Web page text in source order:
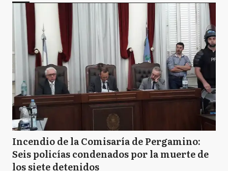
Incendio de la Comisaría de Pergamino:
Seis policías condenados por la muerte de
los siete detenidos